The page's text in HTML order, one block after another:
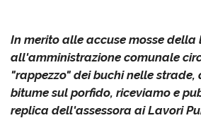
In merito alle accuse mosse della
all'amministrazione comunale
"rappezzo" dei buchi nelle strade,
bitume sul porfido, riceviamo e
replica dell'assessora ai Lavori